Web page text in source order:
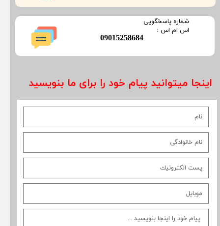
اینجا میتوانید پیام خود را برای ما بنویسید
​09015258684
​شماره پاسخگویی
​​​​​اس ام اس :